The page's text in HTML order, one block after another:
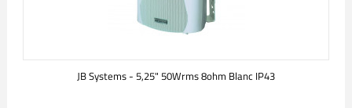
JB Systems - 5,25" 50Wrms 8ohm Blanc IP43